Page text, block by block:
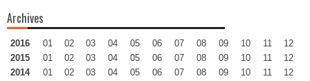
Archives
2016 01 02 03 04 05 06 07 08 09 10 11
12
2015
01 02 03 04 05 06 07 08 09 10 11
12
2014
01 02 03 04 05 06 07 08 09 10 11
12